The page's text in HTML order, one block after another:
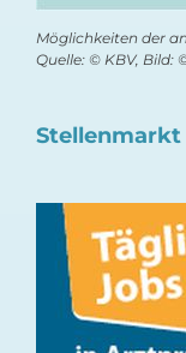
Möglichkeiten der
Quelle: © KBV, Bild: ©
Stellenmarkt